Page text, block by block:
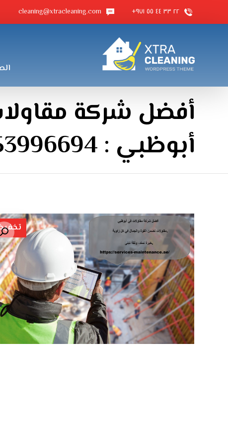
٢٢ ٣٣ ٤٤ ٥٥ ٩٧١+ cleaning@xtracleaning.com
أفضل شركة
أبوظبي : 0553996694
تكبير الصورة